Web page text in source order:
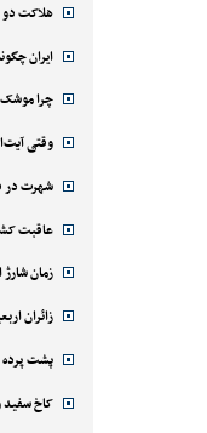
هلاکت دو
ایران
چرا
وقتی
شهرت در
عاقبت
زمان شارژ
زائران
پشت
کاخ سفید